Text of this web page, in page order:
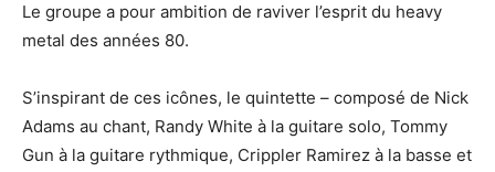
Le groupe a pour ambition de raviver l’esprit du heavy
metal des années 80.
S’inspirant de ces icônes, le quintette – composé de Nick
Adams au chant, Randy White à la guitare solo, Tommy
Gun à la guitare rythmique, Crippler Ramirez à la basse et